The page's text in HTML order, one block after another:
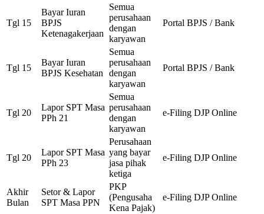
Tgl 15
Bayar Iuran
BPJS
Ketenagakerjaan
Semua
perusahaan
dengan
karyawan
Portal BPJS / Bank
Tgl 15
Bayar Iuran
BPJS Kesehatan
Semua
perusahaan
dengan
karyawan
Portal BPJS / Bank
Tgl 20
Lapor SPT Masa
PPh 21
Semua
perusahaan
dengan
karyawan
e-Filing DJP Online
Tgl 20
Lapor SPT Masa
PPh 23
Perusahaan
yang bayar
jasa pihak
ketiga
e-Filing DJP Online
Akhir
Bulan
Setor & Lapor
SPT Masa PPN
PKP
(Pengusaha
Kena Pajak)
e-Filing DJP Online